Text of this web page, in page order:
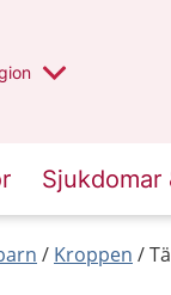
valt region
annan
Sjukdomar
Kroppen